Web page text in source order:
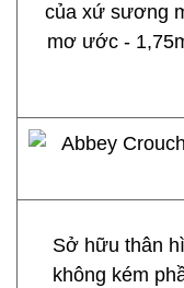
của xứ sương
mơ ước -
Sở hữu thân
không kém